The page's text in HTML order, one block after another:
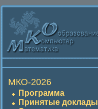
МКО-2026
Программа
Принятые доклады